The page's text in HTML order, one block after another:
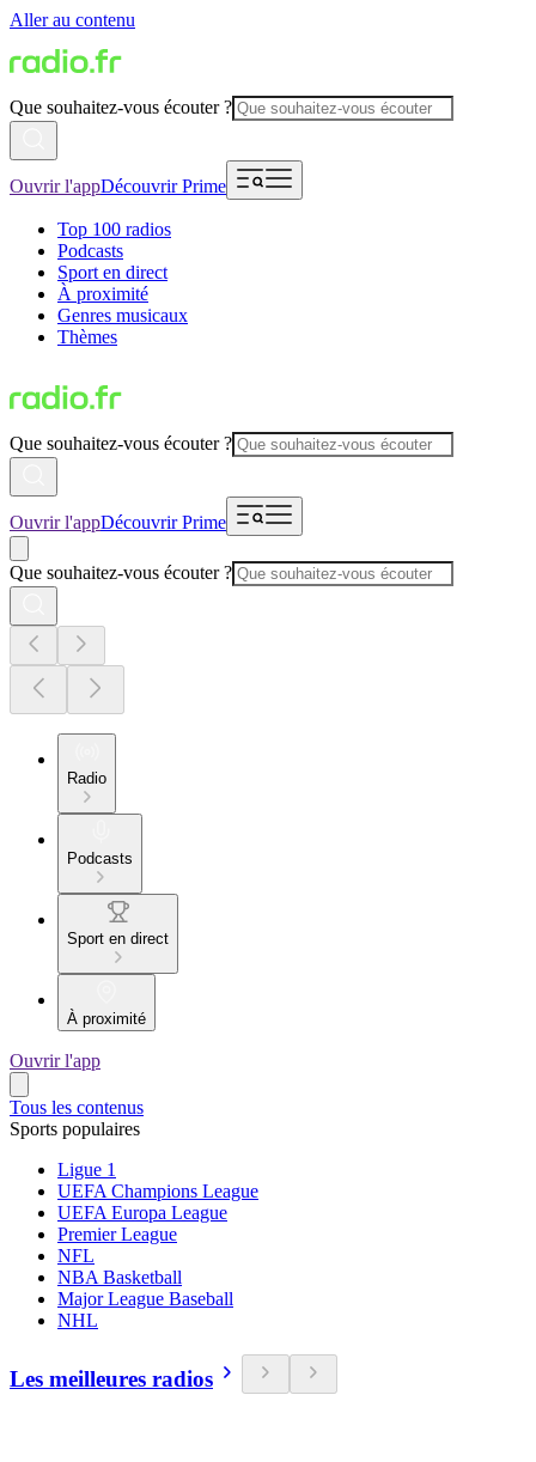
Aller au contenu
Que souhaitez-vous écouter ?
Ouvrir l'appDécouvrir Prime
Top 100 radios
Podcasts
Sport en direct
À proximité
Genres musicaux
Thèmes
Que souhaitez-vous écouter ?
Ouvrir l'appDécouvrir Prime
Que souhaitez-vous écouter ?
Radio
Podcasts
Sport en direct
À proximité
Ouvrir l'app
Tous les contenus
Sports populaires
Ligue 1
UEFA Champions League
UEFA Europa League
Premier League
NFL
NBA Basketball
Major League Baseball
NHL
Les meilleures radios